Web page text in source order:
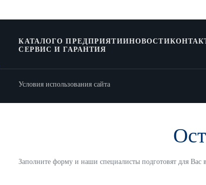
КАТАЛОГО ПРЕДПРИЯТИИНОВОСТИ
СЕРВИС И ГАРАНТИЯ
Условия использования сайта
Заполните форму и наши специалисты подготовят для